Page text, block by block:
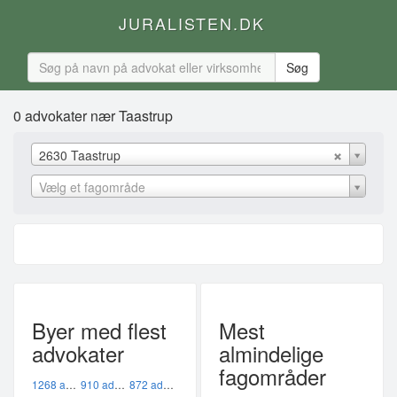
JURALISTEN.DK
0 advokater nær Taastrup
2630 Taastrup
Vælg et fagområde
Byer med flest
advokater
1268 advokater i København K 910 advokater i København V
872 advokater i København Ø
Mest
almindelige
fagområder